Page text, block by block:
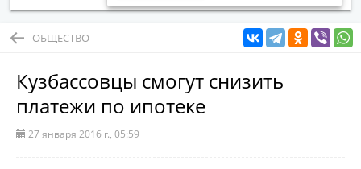
ОБЩЕСТВО
Кузбассовцы смогут снизить
платежи по ипотеке
27 января 2016 г., 05:59